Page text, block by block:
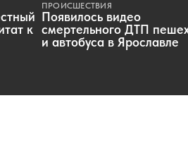
к
ПРОИСШЕСТВИЯ
Появилось видео
смертельного ДТП
и автобуса в Ярославле